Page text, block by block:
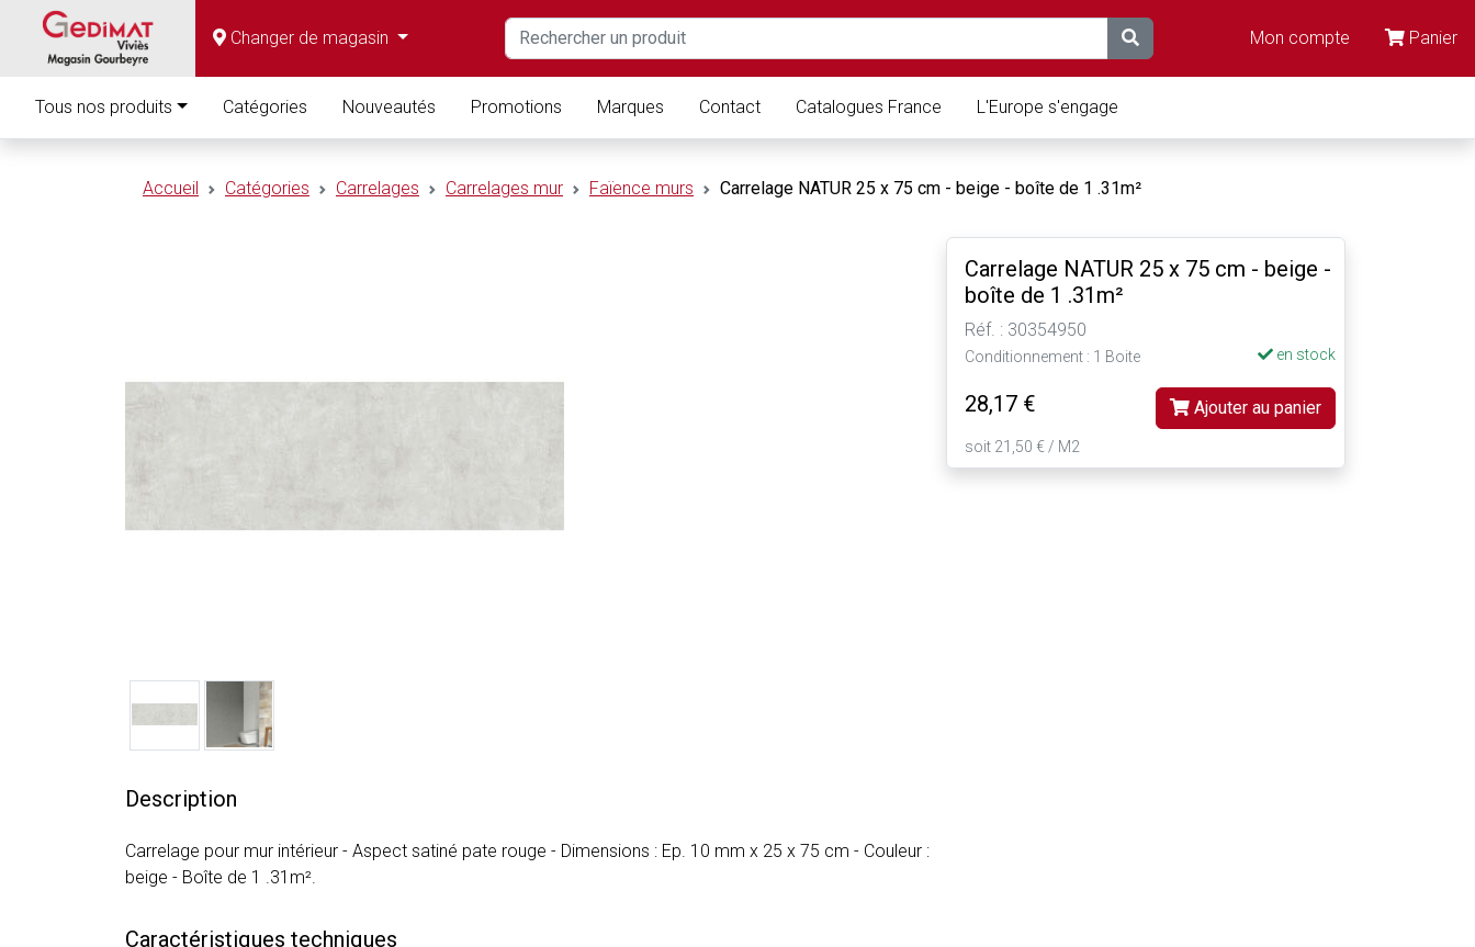
Changer de magasin Mon compte Panier
Tous nos produits Catégories Nouveautés Promotions Marques Contact Catalogues France L'Europe s'engage
Accueil Catégories Carrelages Carrelages mur Faïence murs Carrelage NATUR 25 x 75 cm - beige - boîte de 1 .31m²
Description
Carrelage pour mur intérieur - Aspect satiné pate rouge - Dimensions : Ep. 10 mm x 25 x 75 cm - Couleur :
beige - Boîte de 1 .31m².
Caractéristiques techniques
Carrelage NATUR 25 x 75 cm - beige -
boîte de 1 .31m²
Réf. : 30354950
Conditionnement : 1 Boite en stock
Ajouter au panier
28,17 €
soit 21,50 € / M2